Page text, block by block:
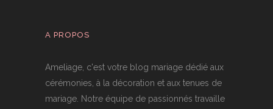
A PROPOS
Ameliage, c'est votre blog mariage dédié aux
cérémonies, à la décoration et aux tenues de
mariage. Notre équipe de passionnés travaille